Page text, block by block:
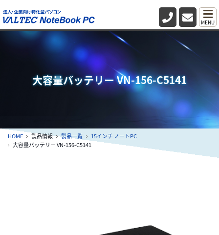
MENU
大容量バッテリー VN-156-C5141
HOME 製品情報 製品一覧
15インチ ノートPC
大容量バッテリー VN-156-C5141